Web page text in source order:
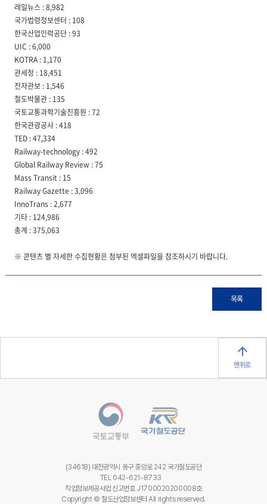
레일뉴스 : 8,982
국가법령정보센터 : 108
한국산업인력공단 : 93
UIC : 6,000
KOTRA : 1,170
관세청 : 18,451
전자관보 : 1,546
철도박물관 : 135
국토교통과학기술진흥원 : 72
한국관광공사 : 418
TED : 47,334
Railway-technology : 492
Global Railway Review : 75
Mass Transit : 15
Railway Gazette : 3,096
InnoTrans : 2,677
기타 : 124,986
총계 : 375,063
※ 콘텐츠 별 자세한 수집현황은 첨부된 엑셀파일을 참조하시기 바랍니다.
목록
맨위로
(34618) 대전광역시 동구 중앙로 242 국가철도공단
TEL 042-621-8733
직업정보제공사업 신고번호 J1700020200008호
Copyright © 철도산업정보센터 All rights reserved.